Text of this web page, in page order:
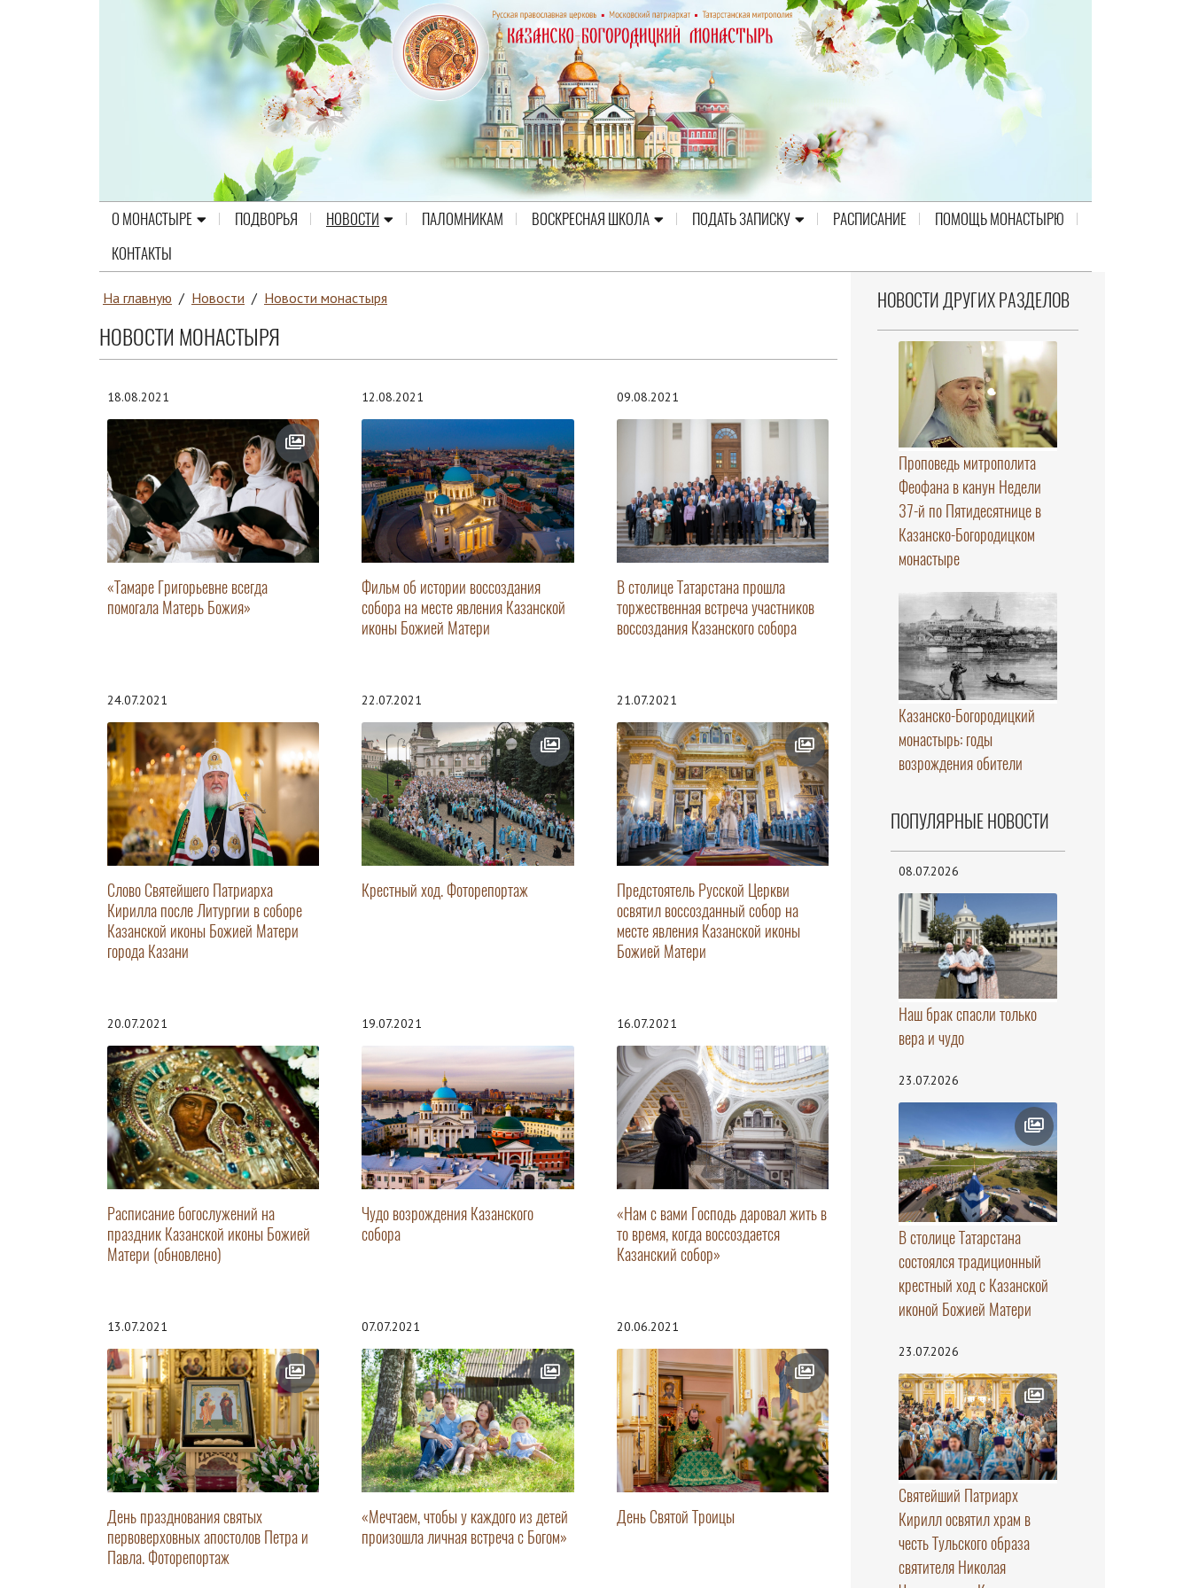
О МОНАСТЫРЕ ПОДВОРЬЯ НОВОСТИ ПАЛОМНИКАМ ВОСКРЕСНАЯ ШКОЛА ПОДАТЬ ЗАПИСКУ РАСПИСАНИЕ
ПОМОЩЬ МОНАСТЫРЮ
КОНТАКТЫ
На главную / Новости / Новости монастыря
НОВОСТИ МОНАСТЫРЯ
18.08.2021
«Тамаре Григорьевне всегда
помогала Матерь Божия»
12.08.2021
Фильм об истории воссоздания
собора на месте явления Казанской
иконы Божией Матери
09.08.2021
В столице Татарстана прошла
торжественная встреча участников
воссоздания Казанского собора
24.07.2021
Слово Святейшего Патриарха
Кирилла после Литургии в соборе
Казанской иконы Божией Матери
города Казани
22.07.2021
Крестный ход. Фоторепортаж
21.07.2021
Предстоятель Русской Церкви
освятил воссозданный собор на
месте явления Казанской иконы
Божией Матери
20.07.2021
Расписание богослужений на
праздник Казанской иконы Божией
Матери (обновлено)
19.07.2021
Чудо возрождения Казанского
собора
16.07.2021
«Нам с вами Господь даровал жить в
то время, когда воссоздается
Казанский собор»
13.07.2021
День празднования святых
первоверховных апостолов Петра и
Павла. Фоторепортаж
07.07.2021
«Мечтаем, чтобы у каждого из детей
произошла личная встреча с Богом»
20.06.2021
День Святой Троицы
НОВОСТИ ДРУГИХ РАЗДЕЛОВ
Проповедь митрополита
Феофана в канун Недели
37-й по Пятидесятнице в
Казанско-Богородицком
монастыре
Казанско-Богородицкий
монастырь: годы
возрождения обители
ПОПУЛЯРНЫЕ НОВОСТИ
08.07.2026
Наш брак спасли только
вера и чудо
23.07.2026
В столице Татарстана
состоялся традиционный
крестный ход с Казанской
иконой Божией Матери
23.07.2026
Святейший Патриарх
Кирилл освятил храм в
честь Тульского образа
святителя Николая